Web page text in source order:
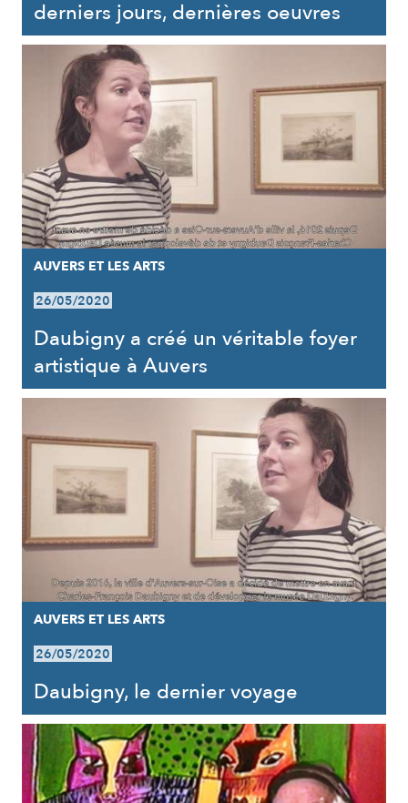
derniers jours, dernières oeuvres
AUVERS ET LES ARTS
26/05/2020
Daubigny a créé un véritable foyer
artistique à Auvers
AUVERS ET LES ARTS
26/05/2020
Daubigny, le dernier voyage